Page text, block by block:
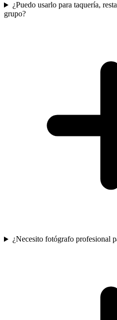
¿Puedo usarlo para taquería,
grupo?
¿Necesito fotógrafo profesional